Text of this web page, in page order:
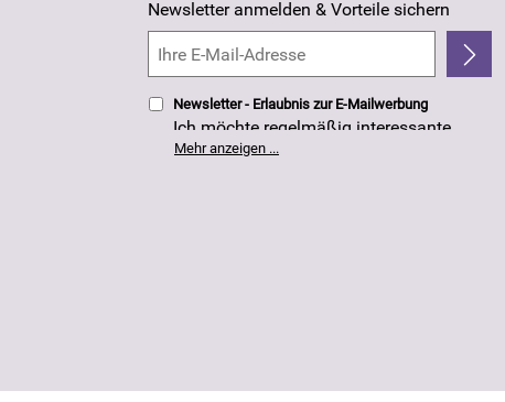
Newsletter anmelden & Vorteile sichern
Newsletter - Erlaubnis zur E-Mailwerbung
Ich möchte regelmäßig interessante
Angebote per E-Mail erhalten. Meine E-
Mail-Adresse wird nicht an andere
Mehr anzeigen ...